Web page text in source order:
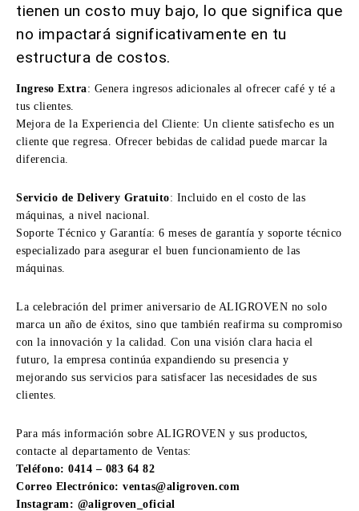
tienen un costo muy bajo, lo que significa que
no impactará significativamente en tu
estructura de costos.
Ingreso Extra: Genera ingresos adicionales al ofrecer café y té a
tus clientes.
Mejora de la Experiencia del Cliente: Un cliente satisfecho es un
cliente que regresa. Ofrecer bebidas de calidad puede marcar la
diferencia.
Servicio de Delivery Gratuito: Incluido en el costo de las
máquinas, a nivel nacional.
Soporte Técnico y Garantía: 6 meses de garantía y soporte técnico
especializado para asegurar el buen funcionamiento de las
máquinas.
La celebración del primer aniversario de ALIGROVEN no solo
marca un año de éxitos, sino que también reafirma su compromiso
con la innovación y la calidad. Con una visión clara hacia el
futuro, la empresa continúa expandiendo su presencia y
mejorando sus servicios para satisfacer las necesidades de sus
clientes.
Para más información sobre ALIGROVEN y sus productos,
contacte al departamento de Ventas:
Teléfono: 0414 – 083 64 82
Correo Electrónico: ventas@aligroven.com
Instagram: @aligroven_oficial